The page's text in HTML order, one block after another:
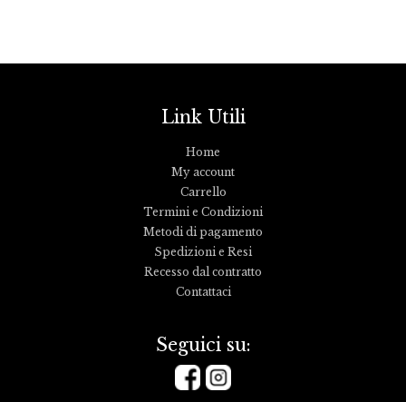
Link Utili
Home
My account
Carrello
Termini e Condizioni
Metodi di pagamento
Spedizioni e Resi
Recesso dal contratto
Contattaci
Seguici su: